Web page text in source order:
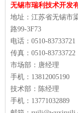
无锡市瑞利技术开发
地址：江苏省无锡市
路99-3F73
电话：0510-83733721
传真：0510-83733722
市场部：唐经理
手机：13812005190
技术部：陈经理
手机：13771032889